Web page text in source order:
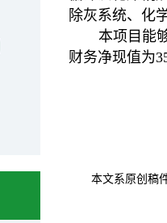
除灰系统、化
本项目能
财务净现值为
本文系原创稿